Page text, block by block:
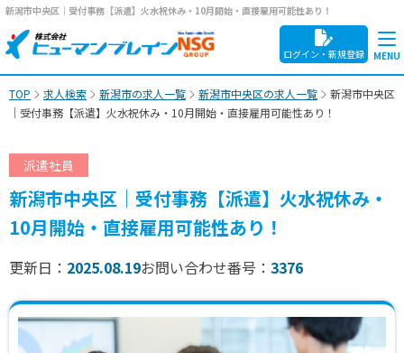
新潟市中央区｜受付事務【派遣】火水祝休み・10月開始・直接雇用可能性あり！
ログイン・新規登録
TOP 求人検索 新潟市の求人一覧 新潟市中央区の求人一覧
新潟市中央区
｜受付事務【派遣】火水祝休み・10月開始・直接雇用可能性あり！
派遣社員
新潟市中央区｜受付事務【派遣】火水祝休み・
10月開始・直接雇用可能性あり！
更新日： 2025.08.19お問い合わせ番号： 3376